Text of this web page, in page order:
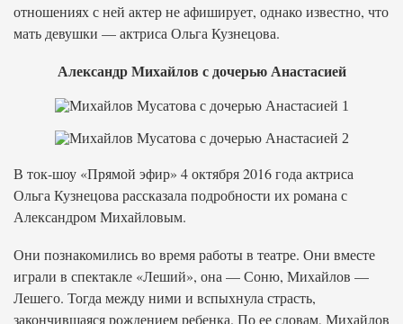
отношениях с ней актер не афиширует, однако известно, что
мать девушки — актриса Ольга Кузнецова.
Александр Михайлов с дочерью Анастасией
В ток-шоу «Прямой эфир» 4 октября 2016 года актриса
Ольга Кузнецова рассказала подробности их романа с
Александром Михайловым.
Они познакомились во время работы в театре. Они вместе
играли в спектакле «Леший», она — Соню, Михайлов —
Лешего. Тогда между ними и вспыхнула страсть,
закончившаяся рождением ребенка. По ее словам, Михайлов